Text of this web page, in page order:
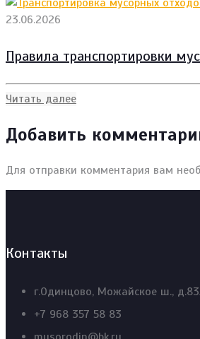
23.06.2026
Правила транспортировки
Читать далее
Добавить
Для отправки комментария вам
Контакты
г.Одинцово, Можайское ш.,
+7 968 357 58 83